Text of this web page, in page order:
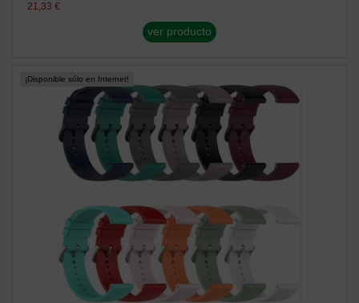
21,33 €
ver producto
¡Disponible sólo en Internet!